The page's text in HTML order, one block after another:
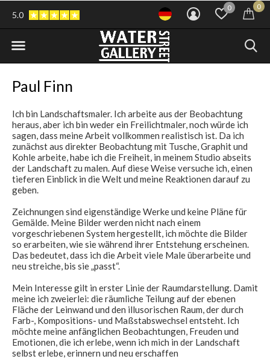
0 0
5.0
Paul Finn
Ich bin Landschaftsmaler. Ich arbeite aus der Beobachtung
heraus, aber ich bin weder ein Freilichtmaler, noch würde ich
sagen, dass meine Arbeit vollkommen realistisch ist. Da ich
zunächst aus direkter Beobachtung mit Tusche, Graphit und
Kohle arbeite, habe ich die Freiheit, in meinem Studio abseits
der Landschaft zu malen. Auf diese Weise versuche ich, einen
tieferen Einblick in die Welt und meine Reaktionen darauf zu
geben.
Zeichnungen sind eigenständige Werke und keine Pläne für
Gemälde. Meine Bilder werden nicht nach einem
vorgeschriebenen System hergestellt, ich möchte die Bilder
so erarbeiten, wie sie während ihrer Entstehung erscheinen.
Das bedeutet, dass ich die Arbeit viele Male überarbeite und
neu streiche, bis sie „passt“.
Mein Interesse gilt in erster Linie der Raumdarstellung. Damit
meine ich zweierlei: die räumliche Teilung auf der ebenen
Fläche der Leinwand und den illusorischen Raum, der durch
Farb-, Kompositions- und Maßstabswechsel entsteht. Ich
möchte meine anfänglichen Beobachtungen, Freuden und
Emotionen, die ich erlebe, wenn ich mich in der Landschaft
selbst erlebe, erinnern und neu erschaffen